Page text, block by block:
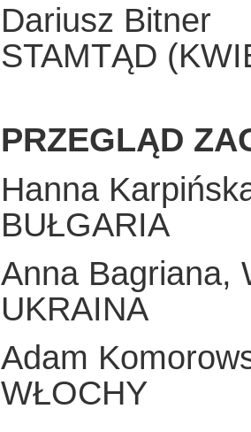
Dariusz Bitner
STAMTĄD
PRZEGLĄD
Hanna
BUŁGARIA
Anna Bagriana,
UKRAINA
Adam
WŁOCHY